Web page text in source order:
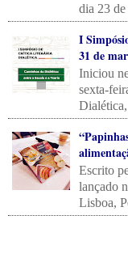
dia 23
I
31 de
Iniciou
sexta-
Escrito
lançado
Lisboa,